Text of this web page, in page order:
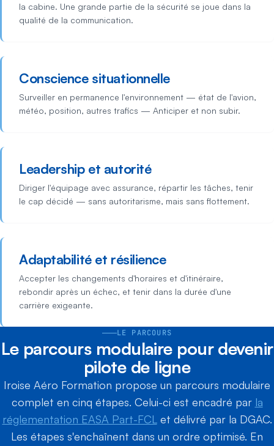
la cabine. Une grande partie de la sécurité se joue dans la
qualité de la communication.
Conscience situationnelle
Surveiller en permanence l'environnement — état de l'avion,
météo, position, autres trafics — Anticiper et non subir.
Leadership et autorité
Diriger l'équipage avec assurance, répartir les tâches, tenir
le cap décidé — sans autoritarisme, mais sans flottement.
Adaptabilité et résilience
Accepter les changements d'horaires et d'itinéraire,
rebondir après un échec, et tenir dans la durée d'une
carrière exigeante.
LE PARCOURS
Le parcours modulaire pour devenir
pilote de ligne
Iroise Aéro Formation propose un parcours modulaire
complet en cinq étapes. Celui-ci est encadré par la
réglementation EASA Part-FCL et délivré par la DGAC.
Les étapes s'enchaînent dans un ordre optimisé. En